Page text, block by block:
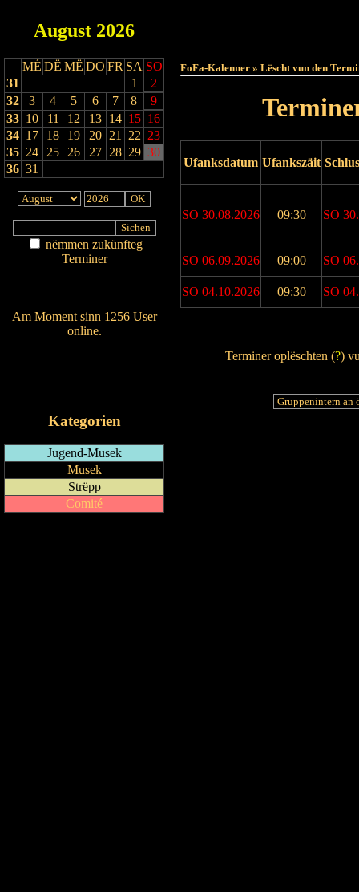
August 2026
MÉ DË MË DO FR SA SO
31
1
2
32
3 4 5 6 7 8
9
33 10 11 12 13 14 15 16
34 17 18 19 20 21 22 23
35 24 25 26 27 28 29 30
36 31
nëmmen zukünfteg
Terminer
Am Moment sinn 1256 User
online.
Kategorien
Jugend-Musek
Musek
Strëpp
Comité
FoFa-Kalenner » Lëscht vun den
Ufanksdatum Ufankszäit
SO 30.08.2026 09:30 SO
SO 06.09.2026 09:00 SO
SO 04.10.2026 09:30 SO
Terminer oplëschten (?)